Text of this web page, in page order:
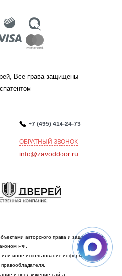
Все права защищены
+7 (495) 414-24-73
ОБРАТНЫЙ ЗВОНОК
info@zavoddoor.ru
авторского права и защищаются
РФ.
иное использование информации без
правообладателя.
и продвижение сайта